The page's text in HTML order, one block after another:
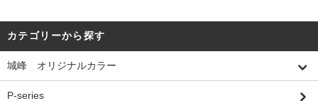
カテゴリーから探す
城峰 オリジナルカラー
P-series